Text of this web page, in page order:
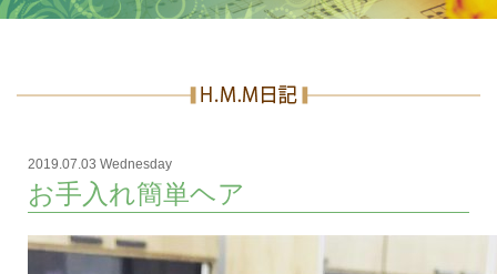
2019.07.03 Wednesday
お手入れ簡単ヘア